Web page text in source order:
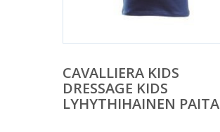
CAVALLIERA KIDS
DRESSAGE KIDS
LYHYTHIHAINEN PAITA